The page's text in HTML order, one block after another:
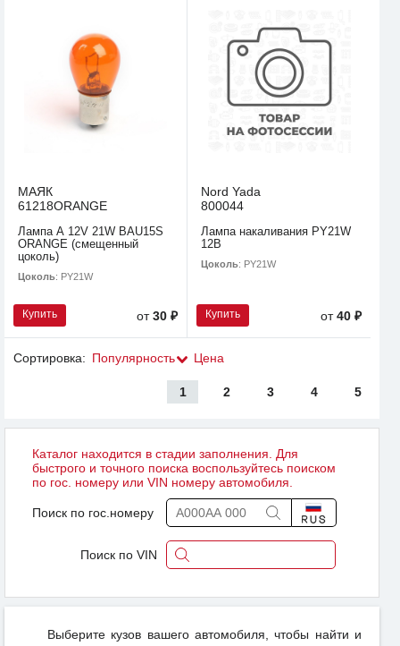
МАЯК
61218ORANGE
Лампа А 12V 21W BAU15S
ORANGE (смещенный
цоколь)
Цоколь: PY21W
Купить от30 ₽
Nord Yada
800044
Лампа накаливания PY21W
12В
Цоколь: PY21W
Купить от40 ₽
Сортировка: Популярность Цена
1 2 3 4 5
Каталог находится в стадии заполнения. Для
быстрого и точного поиска воспользуйтесь поиском
по гос. номеру или VIN номеру автомобиля.
Поиск по гос.номеру
Поиск по VIN
Выберите кузов вашего автомобиля, чтобы найти и